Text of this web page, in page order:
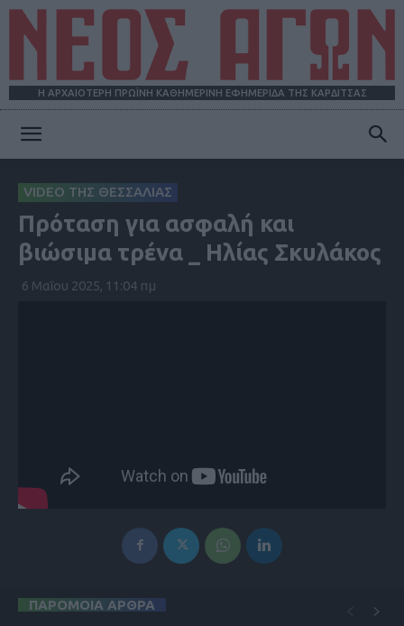
Η ΑΡΧΑΙΟΤΕΡΗ ΠΡΩΪΝΗ ΚΑΘΗΜΕΡΙΝΗ ΕΦΗΜΕΡΙΔΑ ΤΗΣ ΚΑΡΔΙΤΣΑΣ
ΑΓΩΝ
VIDEO ΤΗΣ ΘΕΣΣΑΛΙΑΣ
Πρόταση για ασφαλή και
βιώσιμα τρένα _ Ηλίας Σκυλάκος
6 Μαΐου 2025, 11:04 πμ
ΠΑΡΟΜΟΙΑ ΑΡΘΡΑ